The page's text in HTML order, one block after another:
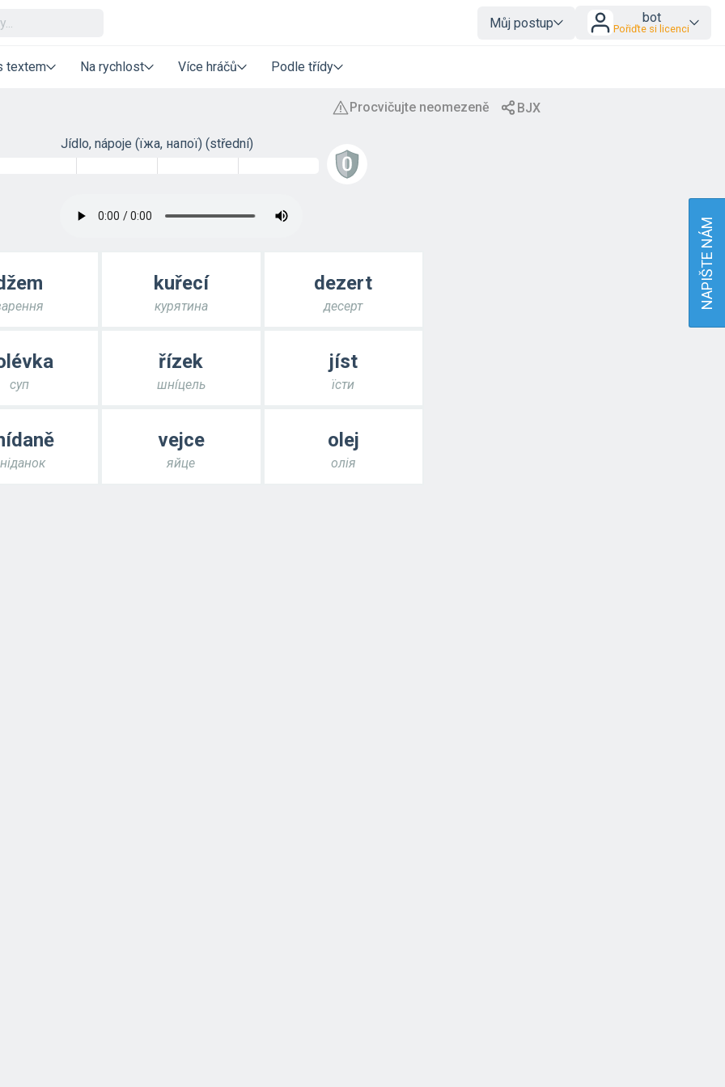
Můj postup bot
Pořiďte si licenci
textem Na rychlost Více hráčů Podle třídy
Jídlo, nápoje (їжа, напої) (střední)
kuřecí
курятина
dezert
десерт
суп
řízek
шні́цель
jíst
їсти
vejce
яйце
olej
олія
NAPIŠTE NÁM